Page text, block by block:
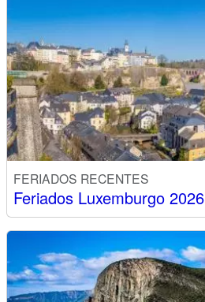
FERIADOS RECENTES
Feriados Luxemburgo 2026